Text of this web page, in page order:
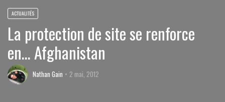
ACTUALITÉS
La protection de site se renforce
en… Afghanistan
Nathan Gain 2 mai, 2012